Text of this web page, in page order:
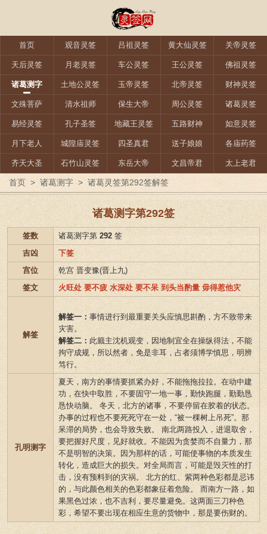
首页 观音灵签 吕祖灵签 黄大仙灵签 关帝灵签
天后灵签 月老灵签 车公灵签 王公灵签 佛祖灵签
诸葛测字 土地公灵签 玉帝灵签 北帝灵签 财神灵签
文殊菩萨 清水祖师 保生大帝 周公灵签 诸葛灵签
易经灵签 孔子圣签 地藏王灵签 五路财神 如意灵签
月下老人 城隍庙灵签 四圣真君 送子娘娘 各庙药签
齐天大圣 石竹山灵签 东岳大帝 文昌帝君 太上老君
首页 > 诸葛测字 > 诸葛灵签第292签解签
诸葛测字第292签
签数 诸葛测字第 292 签
吉凶
下签
宫位
乾宫 晋变豫(晋上九)
签文
火旺处 要不疲 水深处 要不呆 到头当酌量 毋得惹他灾
解签
解签一： 事情进行到最重要关头应慎思斟酌，方不致带来
灾害。
解签二： 此籤主沈机观变，因地制宜全在操纵得法，不能
拘守成规，所以然者，免是非耳，占者须博学慎思，明辨
笃行。
孔明测字
夏天，南方的事情要抓紧办好，不能拖拖拉拉。在动中建
功，在快中取胜，不要固守一地一事，勤快跑腿，勤勤恳
恳快动脑。 冬天，北方的诸事，不要停留在胶着的状态。
办事的过程也不要死死守在一处，“被一棵树上吊死”。那
呆滞的局势，也会导致失败。 南北两路投入，进退取舍，
要把握好尺度，见好就收。不能因为贪婪而不自量力，那
不是明智的决策。因为那样的话，可能使事物的本质发生
转化，造成巨大的损失。对全局而言，可能是毁灭性的打
击，没有预料到的灾祸。 北方的红、紫两种色彩都是忌讳
的，与此颜色相关的色彩都象征着危险。 而南方一路，如
果黑色过浓，也不吉利，要尽量避免。这两面三刀种色
彩，希望不要出现在相应生意的货物中，那是要伤财的。